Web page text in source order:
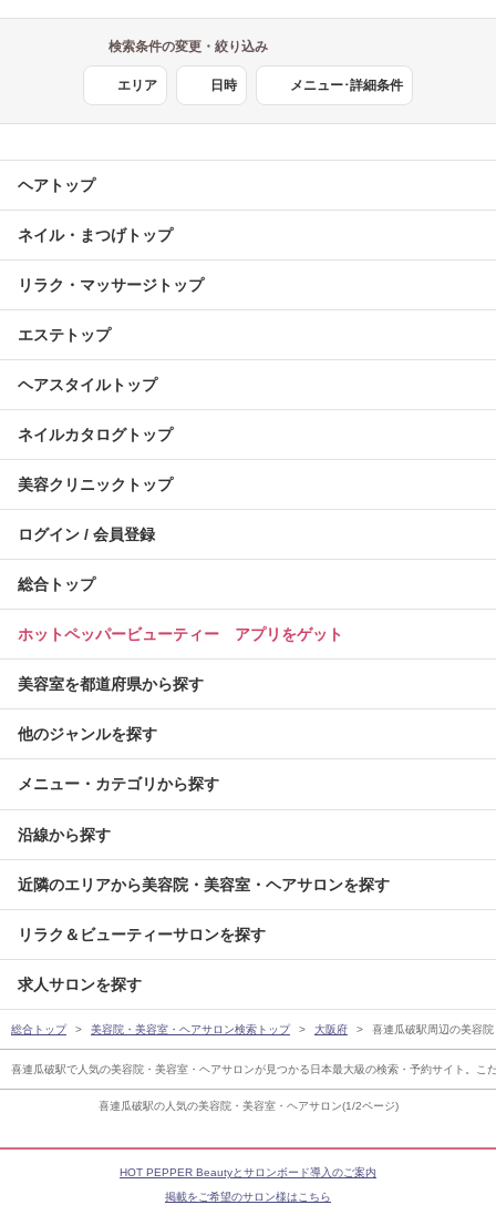
喜連瓜破駅の人気の美容院・美容室・ヘアサロン(1/2ページ)
検索条件の変更・絞り込み
エリア 日時 メニュー･詳細条件
ヘアトップ
ネイル・まつげトップ
リラク・マッサージトップ
エステトップ
ヘアスタイルトップ
ネイルカタログトップ
美容クリニックトップ
ログイン / 会員登録
総合トップ
ホットペッパービューティー アプリをゲット
美容室を都道府県から探す
他のジャンルを探す
メニュー・カテゴリから探す
沿線から探す
近隣のエリアから美容院・美容室・ヘアサロンを探す
リラク＆ビューティーサロンを探す
求人サロンを探す
総合トップ 美容院・美容室・ヘアサロン検索トップ 大阪府 喜連瓜破駅周辺の美容
喜連瓜破駅で人気の美容院・美容室・ヘアサロンが見つかる日本最大級の検索・予約サイト。
HOT PEPPER Beautyとサロンボード導入のご案内
掲載をご希望のサロン様はこちら